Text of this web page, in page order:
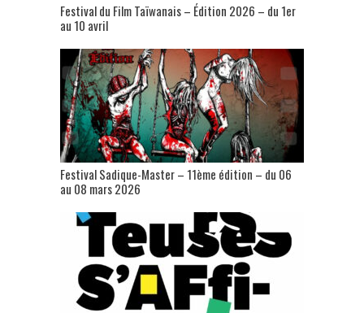
Festival du Film Taïwanais – Édition 2026 – du 1er
au 10 avril
Festival Sadique-Master – 11ème édition – du 06
au 08 mars 2026